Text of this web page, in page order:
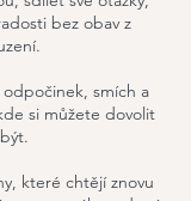
bez obav z
smích a
si můžete dovolit
které chtějí znovu